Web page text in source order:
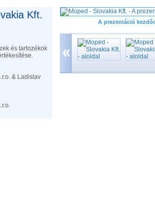
Kft.
és tartozékok
& Ladislav
A prezentáció